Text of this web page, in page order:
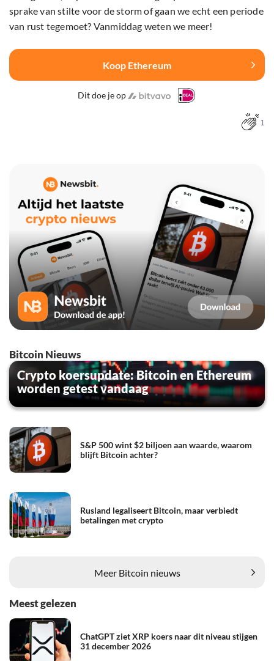
sprake van stilte voor de storm of gaan we echt een periode
van rust tegemoet? Vanmiddag weten we meer!
Koop Ethereum
Dit doe je op
1
Bitcoin Nieuws
Crypto koersupdate: Bitcoin en Ethereum
worden getest vandaag
S&P 500 wint $2 biljoen aan waarde, waarom
blijft Bitcoin achter?
Rusland legaliseert Bitcoin, maar verbiedt
betalingen met crypto
Meer Bitcoin nieuws
Meest gelezen
ChatGPT ziet XRP koers naar dit niveau stijgen
31 december 2026